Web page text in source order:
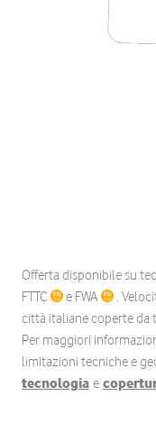
Offerta disponibile su
FTTC
e FWA
.
città italiane coperte da
Per maggiori
limitazioni tecniche e
tecnologia e